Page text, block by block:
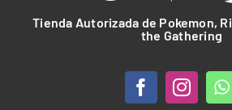
Tienda Autorizada de Pokemon,
the Gathering